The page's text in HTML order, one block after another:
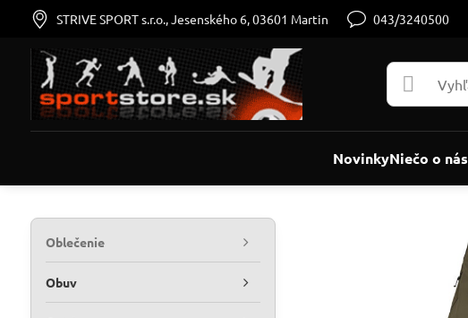
STRIVE SPORT s.r.o., Jesenského 6, 03601 Martin 043/3240500
NovinkyNiečo o nás
Oblečenie
Obuv